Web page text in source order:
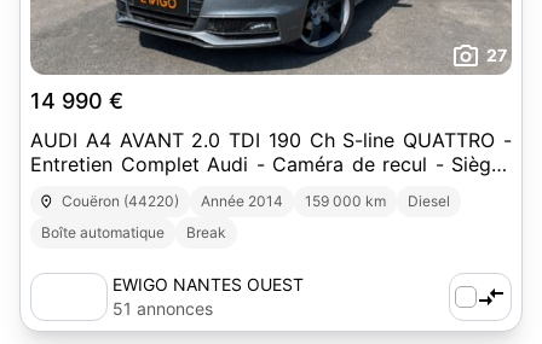
27
14 990 €
AUDI A4 AVANT 2.0 TDI 190 Ch S-line QUATTRO -
Entretien Complet Audi - Caméra de recul - Sièges
AV Elec
Couëron (44220) Année 2014 159 000 km
Diesel
Boîte automatique
Break
EWIGO NANTES OUEST
51 annonces